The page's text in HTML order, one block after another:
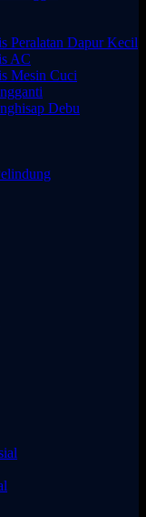
Peralatan Dapur Kecil
AC
Mesin Cuci
Debu